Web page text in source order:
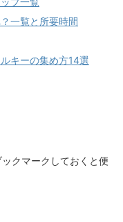
一覧と所要時間
キーの集め方14選
クマークしておくと便